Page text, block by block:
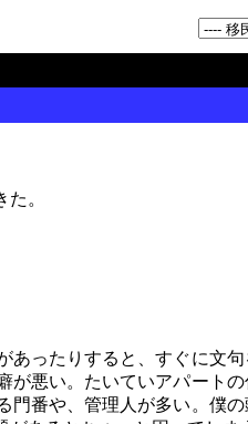
。
ったりすると、すぐに文
悪い。たいていアパート
番や、管理人が多い。僕